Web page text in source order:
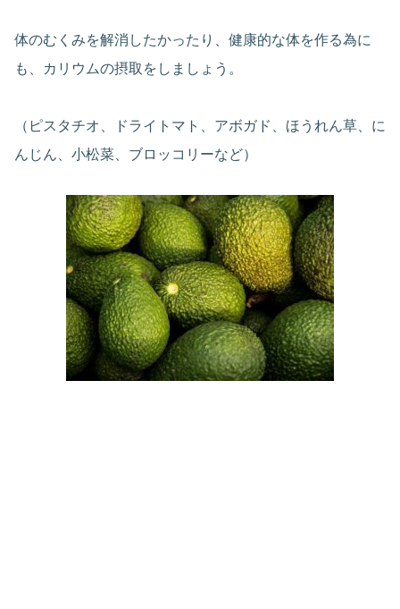
体のむくみを解消したかったり、健康的な体を作る為に
も、カリウムの摂取をしましょう。
（ピスタチオ、ドライトマト、アボガド、ほうれん草、に
んじん、小松菜、ブロッコリーなど）